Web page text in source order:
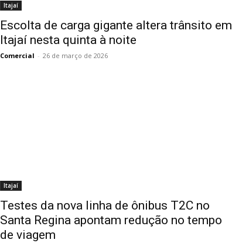
Itajaí
Escolta de carga gigante altera trânsito em
Itajaí nesta quinta à noite
Comercial - 26 de março de 2026
Itajaí
Testes da nova linha de ônibus T2C no
Santa Regina apontam redução no tempo
de viagem